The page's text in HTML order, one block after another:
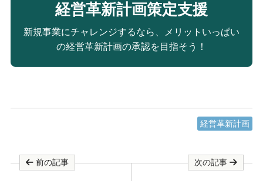
経営革新計画策定支援
新規事業にチャレンジするなら、メリットいっぱい
の経営革新計画の承認を目指そう！
経営革新計画
前の記事 次の記事